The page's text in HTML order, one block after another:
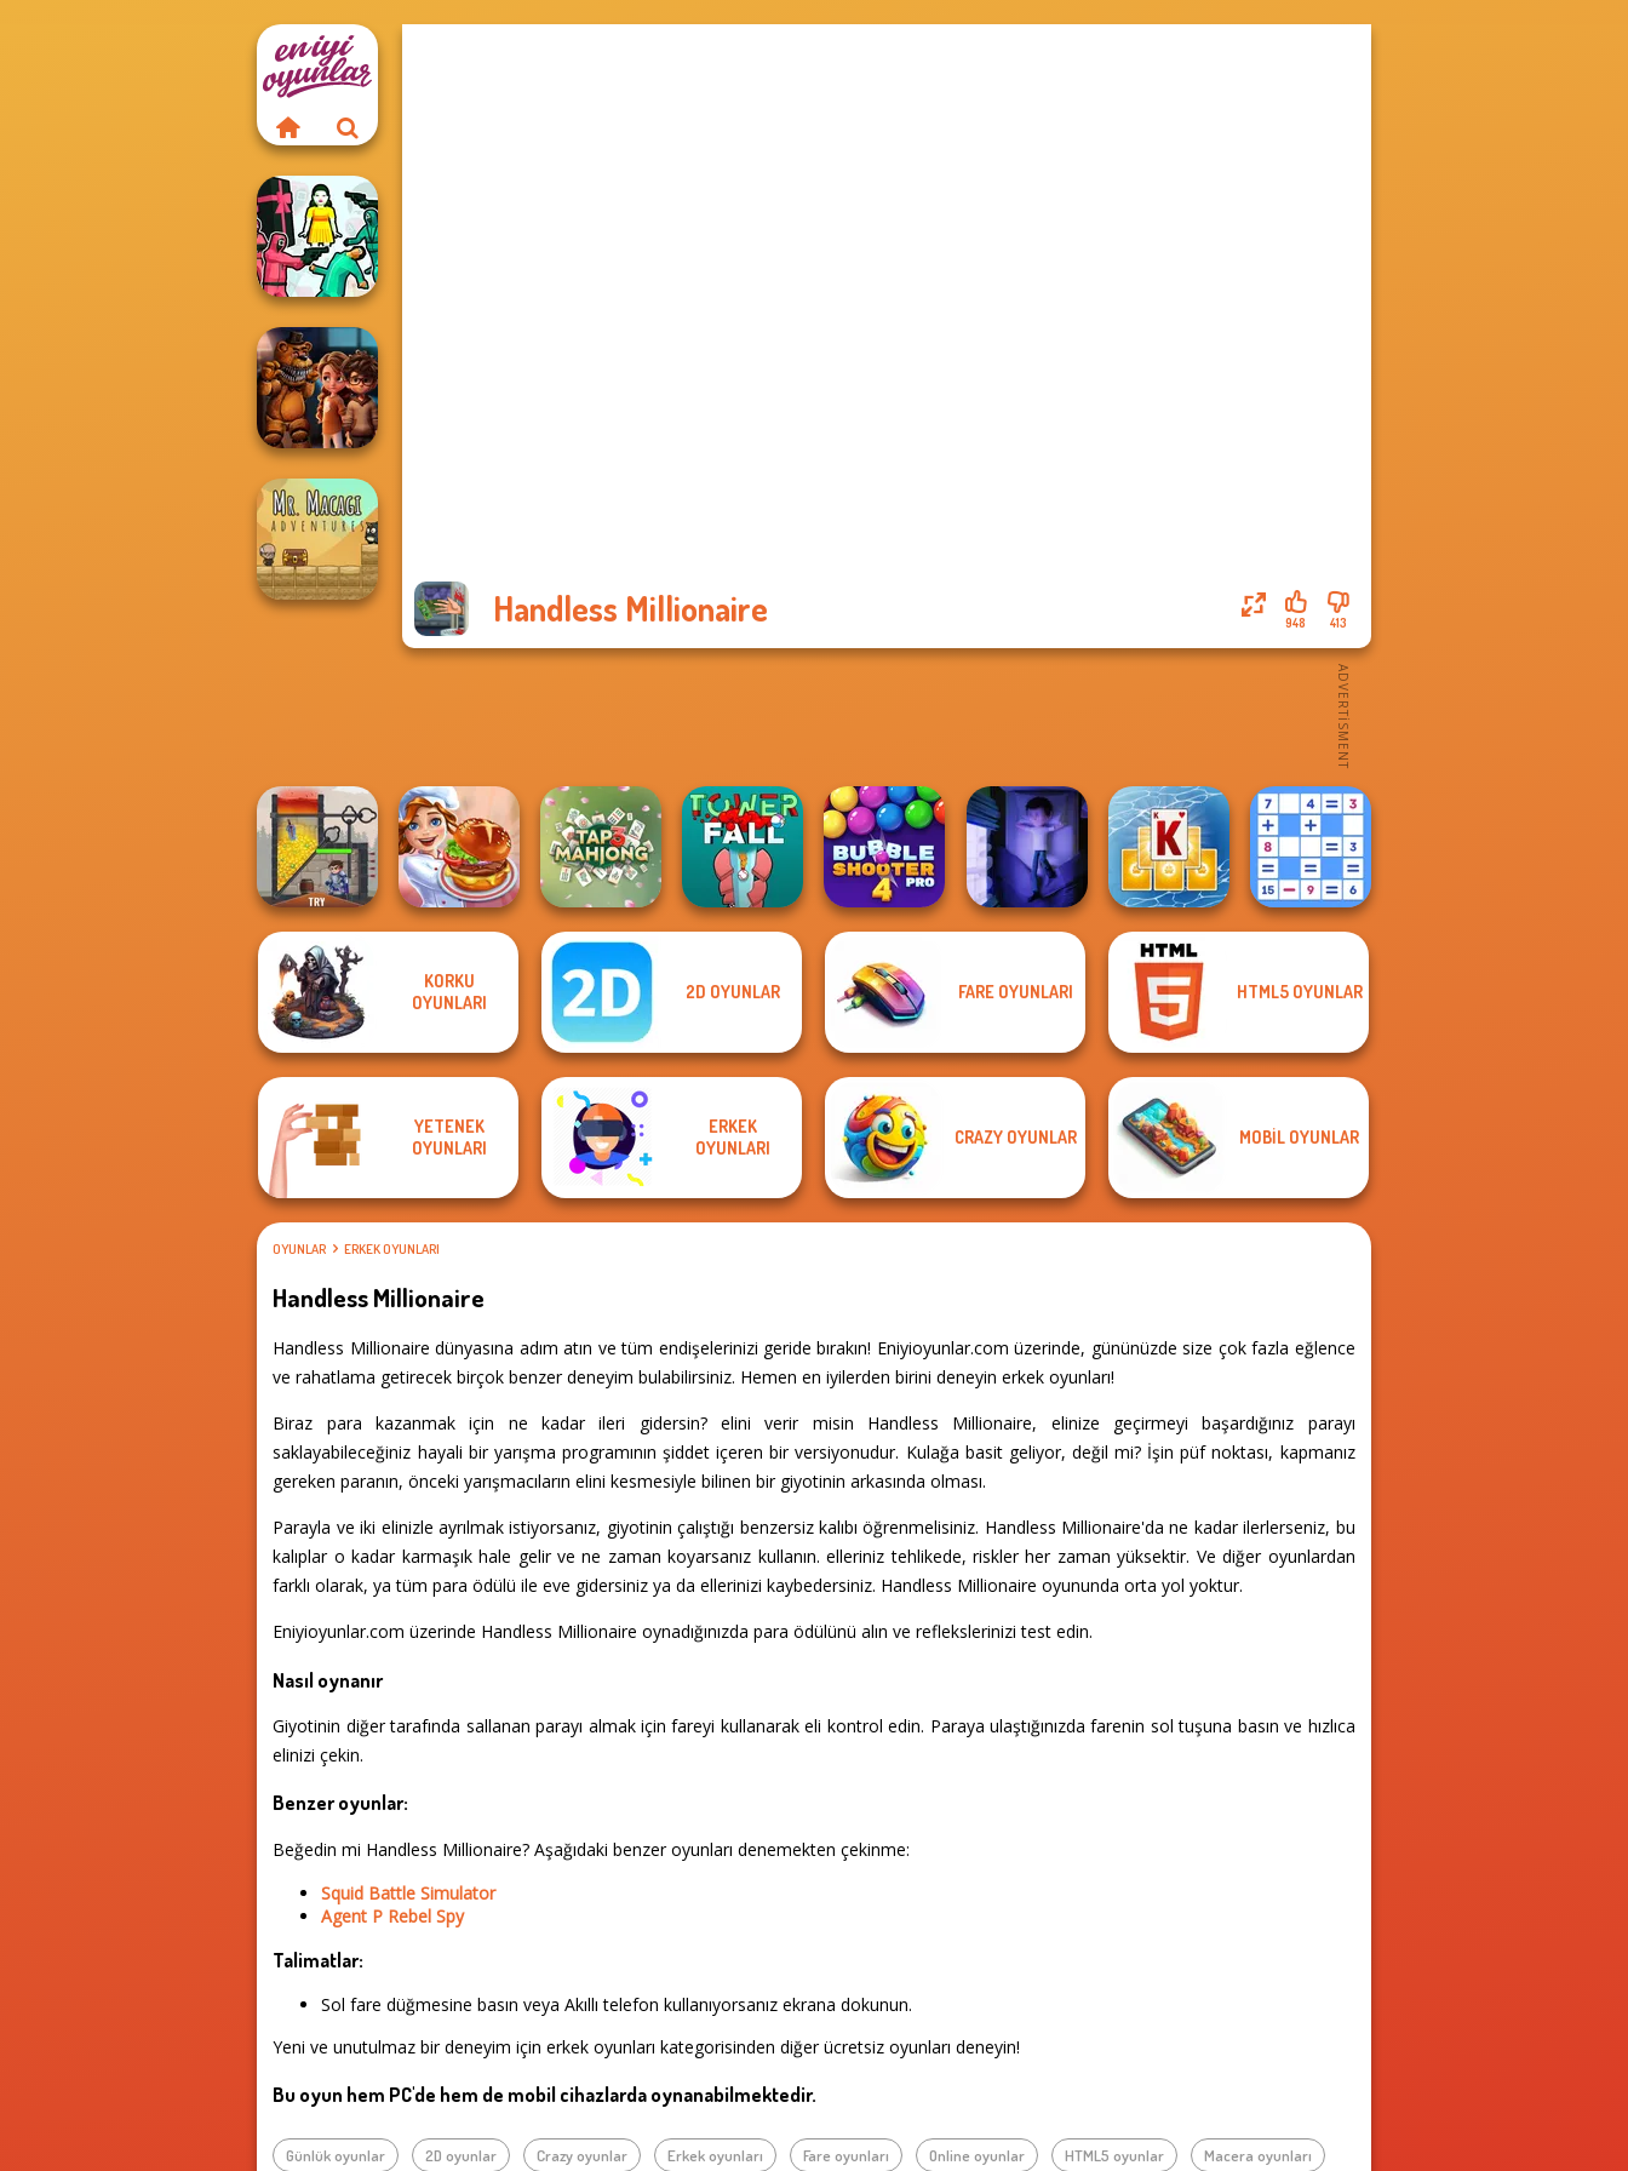
Handless Millionaire 413
948
Squid Battle
Simulator
FNAF Horror At
Home
Rescue Hero Cooking Festival Tap 3 Mahjong
Bubble Shooter
Pro 4
Tripeaks Solitaire
Holiday
Mathematical
KORKU
OYUNLARI
2D OYUNLAR FARE OYUNLARI HTML5 OYUNLAR
YETENEK
OYUNLARI
ERKEK
OYUNLARI
CRAZY OYUNLAR MOBIL OYUNLAR
OYUNLAR ERKEK OYUNLARI
Handless Millionaire
Handless Millionaire dünyasına adım atın ve tüm endişelerinizi geride bırakın! Eniyioyunlar.com üzerinde, gününüzde size çok fazla eğlence
ve rahatlama getirecek birçok benzer deneyim bulabilirsiniz. Hemen en iyilerden birini deneyin erkek oyunları!
Biraz para kazanmak için ne kadar ileri gidersin? elini verir misin Handless Millionaire, elinize geçirmeyi başardığınız parayı
saklayabileceğiniz hayali bir yarışma programının şiddet içeren bir versiyonudur. Kulağa basit geliyor, değil mi? İşin püf noktası, kapmanız
gereken paranın, önceki yarışmacıların elini kesmesiyle bilinen bir giyotinin arkasında olması.
Parayla ve iki elinizle ayrılmak istiyorsanız, giyotinin çalıştığı benzersiz kalıbı öğrenmelisiniz. Handless Millionaire'da ne kadar ilerlerseniz, bu
kalıplar o kadar karmaşık hale gelir ve ne zaman koyarsanız kullanın. elleriniz tehlikede, riskler her zaman yüksektir. Ve diğer oyunlardan
farklı olarak, ya tüm para ödülü ile eve gidersiniz ya da ellerinizi kaybedersiniz. Handless Millionaire oyununda orta yol yoktur.
Eniyioyunlar.com üzerinde Handless Millionaire oynadığınızda para ödülünü alın ve reflekslerinizi test edin.
Nasıl oynanır
Giyotinin diğer tarafında sallanan parayı almak için fareyi kullanarak eli kontrol edin. Paraya ulaştığınızda farenin sol tuşuna basın ve hızlıca
elinizi çekin.
Benzer oyunlar:
Beğedin mi Handless Millionaire? Aşağıdaki benzer oyunları denemekten çekinme:
Squid Battle Simulator
Agent P Rebel Spy
Talimatlar:
Sol fare düğmesine basın veya Akıllı telefon kullanıyorsanız ekrana dokunun.
Yeni ve unutulmaz bir deneyim için erkek oyunları kategorisinden diğer ücretsiz oyunları deneyin!
Bu oyun hem PC'de hem de mobil cihazlarda oynanabilmektedir.
Günlük oyunlar 2D oyunlar Crazy oyunlar Erkek oyunları Fare oyunları Online oyunlar HTML5 oyunlar Macera oyunları